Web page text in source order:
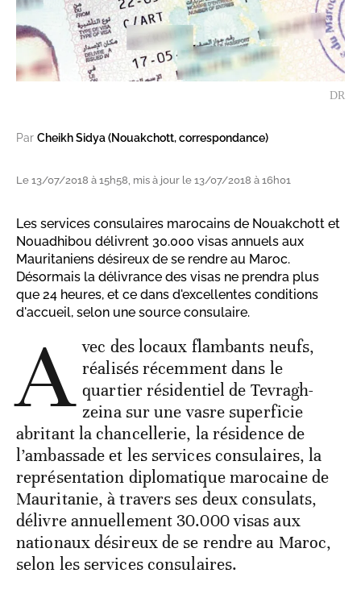
DR
Par Cheikh Sidya (Nouakchott, correspondance)
Le 13/07/2018 à 15h58, mis à jour le 13/07/2018 à 16h01
Les services consulaires marocains de Nouakchott et
Nouadhibou délivrent 30.000 visas annuels aux
Mauritaniens désireux de se rendre au Maroc.
Désormais la délivrance des visas ne prendra plus
que 24 heures, et ce dans d'excellentes conditions
d'accueil, selon une source consulaire.
A vec des locaux flambants neufs,
réalisés récemment dans le
quartier résidentiel de Tevragh-
zeina sur une vasre superficie
abritant la chancellerie, la résidence de
l’ambassade et les services consulaires, la
représentation diplomatique marocaine de
Mauritanie, à travers ses deux consulats,
délivre annuellement 30.000 visas aux
nationaux désireux de se rendre au Maroc,
selon les services consulaires.